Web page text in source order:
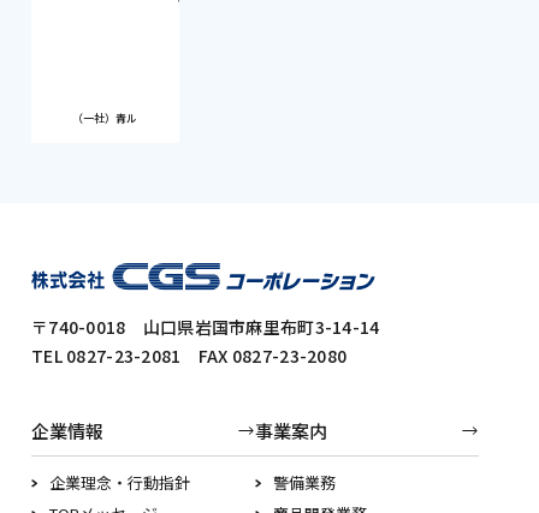
（一社）青ル
〒740-0018 山口県岩国市麻里布町3-14-14
TEL 0827-23-2081 FAX 0827-23-2080
企業情報
企業理念・行動指針
事業案内
警備業務